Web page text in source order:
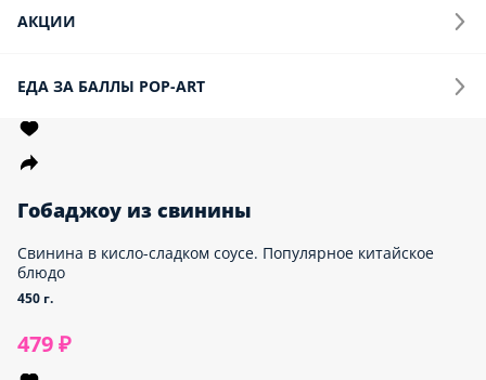
АКЦИИ
ЕДА ЗА БАЛЛЫ POP-ART
Гобаджоу из свинины
Свинина в кисло-сладком соусе. Популярное китайское
блюдо
450 г.
479 ₽